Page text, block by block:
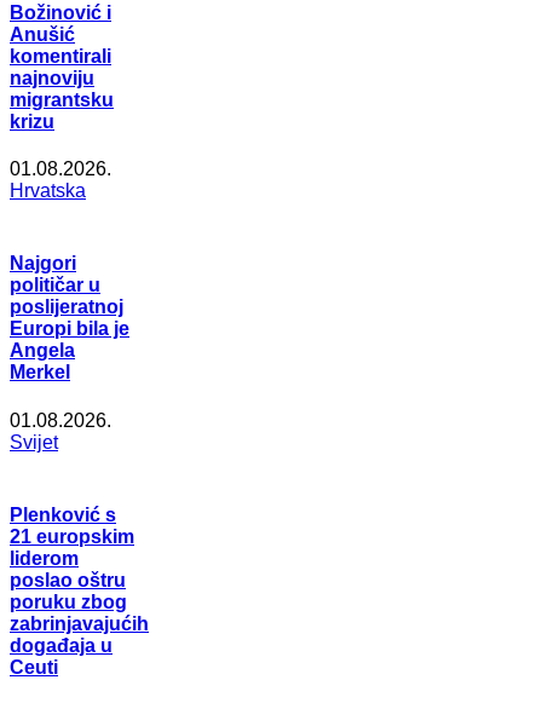
Božinović i
Anušić
komentirali
najnoviju
migrantsku
krizu
01.08.2026.
Hrvatska
Najgori
političar u
poslijeratnoj
Europi bila je
Angela
Merkel
01.08.2026.
Svijet
Plenković s
21 europskim
liderom
poslao oštru
poruku zbog
zabrinjavajućih
događaja u
Ceuti